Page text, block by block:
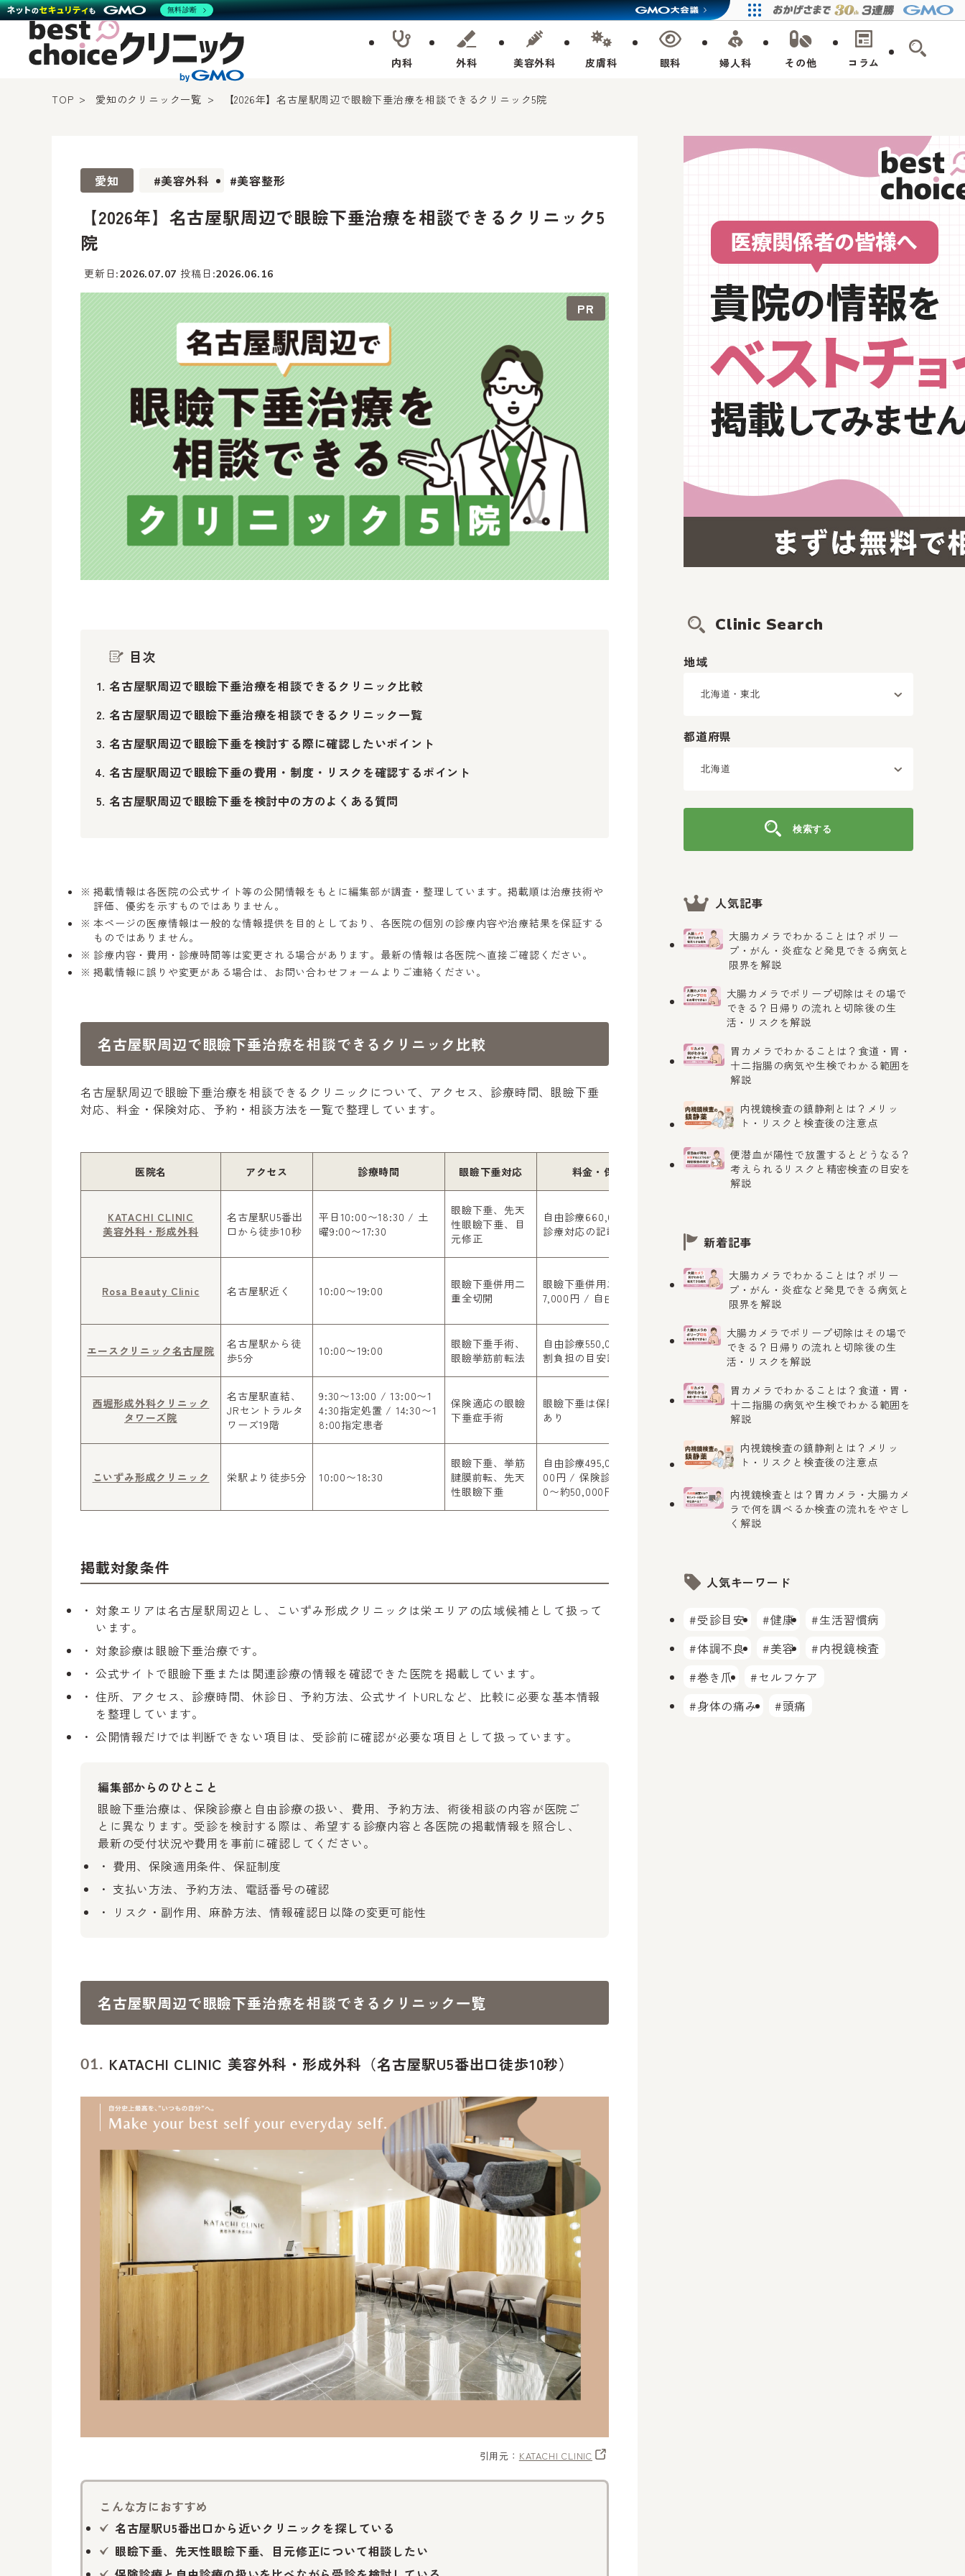
内科 外科 美容外科 皮膚科 眼科 婦人科 その他 コラム
TOP 愛知のクリニック一覧 【2026年】名古屋駅周辺で眼瞼下垂治療を相談できるクリニック5院
愛知 #美容外科 #美容整形
【2026年】名古屋駅周辺で眼瞼下垂治療を相談できるクリニック5
院
更新日 2026.07.07 投稿日 2026.06.16
目次
名古屋駅周辺で眼瞼下垂治療を相談できるクリニック比較
名古屋駅周辺で眼瞼下垂治療を相談できるクリニック一覧
名古屋駅周辺で眼瞼下垂を検討する際に確認したいポイント
名古屋駅周辺で眼瞼下垂の費用・制度・リスクを確認するポイント
名古屋駅周辺で眼瞼下垂を検討中の方のよくある質問
掲載情報は各医院の公式サイト等の公開情報をもとに編集部が調査・整理しています。掲載順は治療技術や
評価、優劣を示すものではありません。
本ページの医療情報は一般的な情報提供を目的としており、各医院の個別の診療内容や治療結果を保証する
ものではありません。
診療内容・費用・診療時間等は変更される場合があります。最新の情報は各医院へ直接ご確認ください。
掲載情報に誤りや変更がある場合は、お問い合わせフォームよりご連絡ください。
名古屋駅周辺で眼瞼下垂治療を相談できるクリニック比較
名古屋駅周辺で眼瞼下垂治療を相談できるクリニックについて、アクセス、診療時間、眼瞼下垂
対応、料金・保険対応、予約・相談方法を一覧で整理しています。
医院名 アクセス 診療時間 眼瞼下垂対応 料金・保険対応 予約・相談方法
KATACHI CLINIC
美容外科・形成外科
名古屋駅U5番出
口から徒歩10秒
平日10:00〜18:30 / 土
曜9:00〜17:30
眼瞼下垂、先天
性眼瞼下垂、目
元修正
自由診療660,000円 / 保険
診療対応の記載あり
/ 電話 / LINE相談
Rosa Beauty Clinic 名古屋駅近く 10:00〜19:00
眼瞼下垂併用二
重全切開
眼瞼下垂併用二重全切開40
7,000円 / 自由診療中心
WEB予約 / アプリ予
約 / LINE予約 / 電話
/ 術後相談
エースクリニック名古屋院
名古屋駅から徒
歩5分
10:00〜19:00
眼瞼下垂手術、
眼瞼挙筋前転法
自由診療550,000円 / 保険3
割負担の目安記載あり
初診メール予約 / LIN
西堀形成外科クリニック
タワーズ院
名古屋駅直結、
JRセントラルタ
ワーズ19階
9:30〜13:00 / 13:00〜1
4:30指定処置 / 14:30〜1
8:00指定患者
保険適応の眼瞼
下垂症手術
眼瞼下垂は保険適応の記載
あり
WEB予約 / 電話
こいずみ形成クリニック 栄駅より徒歩5分 10:00〜18:30
眼瞼下垂、挙筋
腱膜前転、先天
性眼瞼下垂
自由診療495,000円〜550,0
00円 / 保険診療両目45,00
0〜約50,000円
電話予約 / 完全予約
制
掲載対象条件
対象エリアは名古屋駅周辺とし、こいずみ形成クリニックは栄エリアの広域候補として扱って
います。
対象診療は眼瞼下垂治療です。
公式サイトで眼瞼下垂または関連診療の情報を確認できた医院を掲載しています。
住所、アクセス、診療時間、休診日、予約方法、公式サイトURLなど、比較に必要な基本情報
を整理しています。
公開情報だけでは判断できない項目は、受診前に確認が必要な項目として扱っています。
編集部からのひとこと
眼瞼下垂治療は、保険診療と自由診療の扱い、費用、予約方法、術後相談の内容が医院ご
とに異なります。受診を検討する際は、希望する診療内容と各医院の掲載情報を照合し、
最新の受付状況や費用を事前に確認してください。
費用、保険適用条件、保証制度
支払い方法、予約方法、電話番号の確認
リスク・副作用、麻酔方法、情報確認日以降の変更可能性
名古屋駅周辺で眼瞼下垂治療を相談できるクリニック一覧
KATACHI CLINIC 美容外科・形成外科（名古屋駅U5番出口徒歩10秒）
引用元： KATACHI CLINIC
こんな方におすすめ
名古屋駅U5番出口から近いクリニックを探している
眼瞼下垂、先天性眼瞼下垂、目元修正について相談したい
Clinic Search
地域
都道府県
検索する
人気記事
大腸カメラでわかることは？ポリー
プ・がん・炎症など発見できる病気と
限界を解説
大腸カメラでポリープ切除はその場で
できる？日帰りの流れと切除後の生
活・リスクを解説
胃カメラでわかることは？食道・胃・
十二指腸の病気や生検でわかる範囲を
解説
内視鏡検査の鎮静剤とは？メリッ
ト・リスクと検査後の注意点
便潜血が陽性で放置するとどうなる？
考えられるリスクと精密検査の目安を
解説
新着記事
大腸カメラでわかることは？ポリー
プ・がん・炎症など発見できる病気と
限界を解説
大腸カメラでポリープ切除はその場で
できる？日帰りの流れと切除後の生
活・リスクを解説
胃カメラでわかることは？食道・胃・
十二指腸の病気や生検でわかる範囲を
解説
内視鏡検査の鎮静剤とは？メリッ
ト・リスクと検査後の注意点
内視鏡検査とは？胃カメラ・大腸カメ
ラで何を調べるか検査の流れをやさし
く解説
人気キーワード
#受診目安 #健康
#生活習慣病
#体調不良
#美容
#内視鏡検査
#巻き爪
#セルフケア
#身体の痛み
#頭痛
無料診断